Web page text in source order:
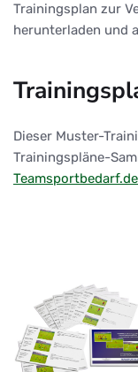
Trainingsplan zur
herunterladen und
Dieser Muster-
Trainingspläne-
Teamsportbedarf.de